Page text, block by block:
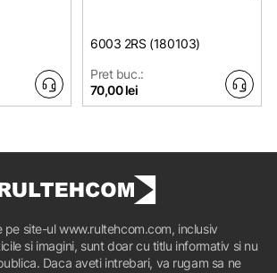
6003 2RS (180103)
Pret buc.:
70,00 lei
pe site-ul www.rultehcom.com, inclusiv
si imagini, sunt doar cu titlu informativ si nu
Daca aveti intrebari, va rugam sa ne